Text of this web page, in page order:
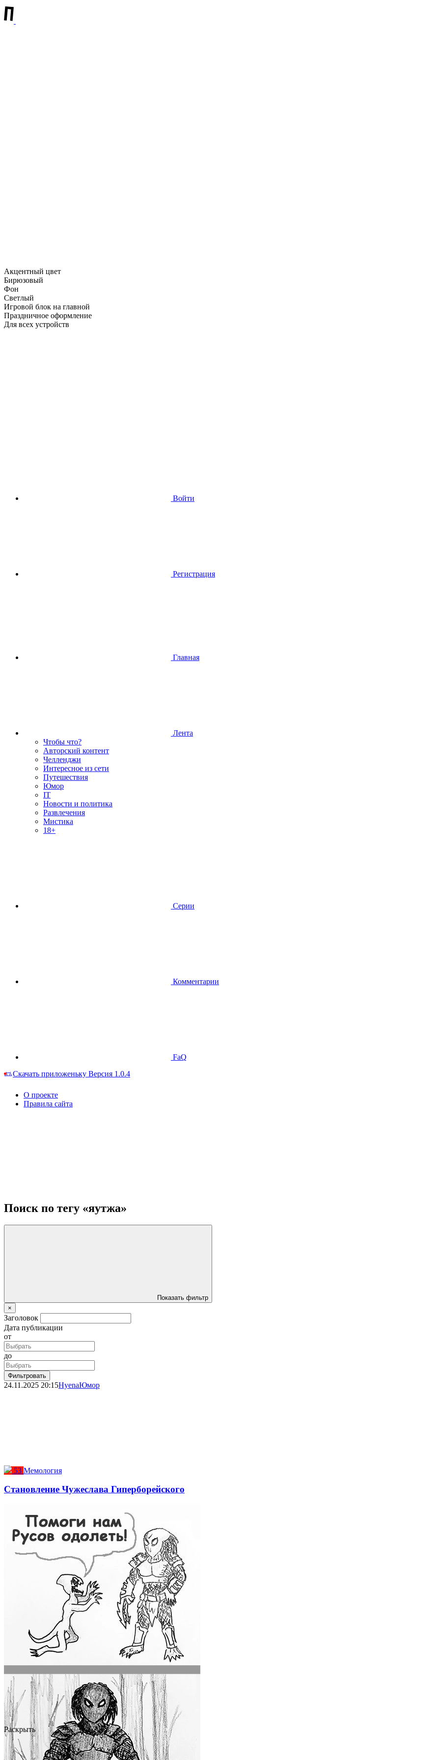
Акцентный цвет
Бирюзовый
Фон
Светлый
Игровой блок на главной
Праздничное оформление
Для всех устройств
Войти
Регистрация
Главная
Лента
Чтобы что?
Авторский контент
Челленджи
Интересное из сети
Путешествия
Юмор
IT
Новости и политика
Развлечения
Мистика
18+
Серии
Комментарии
FaQ
Скачать приложеньку Версия 1.0.4
О проекте
Правила сайта
Поиск по тегу «яутжа»
Показать фильтр
×
Заголовок
Дата публикации
от
до
Фильтровать
24.11.2025 20:15HyenaЮмор
53 Мемология
Становление Чужеслава Гиперборейского
Раскрыть